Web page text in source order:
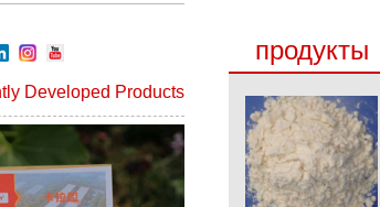
Developed Products
продукты